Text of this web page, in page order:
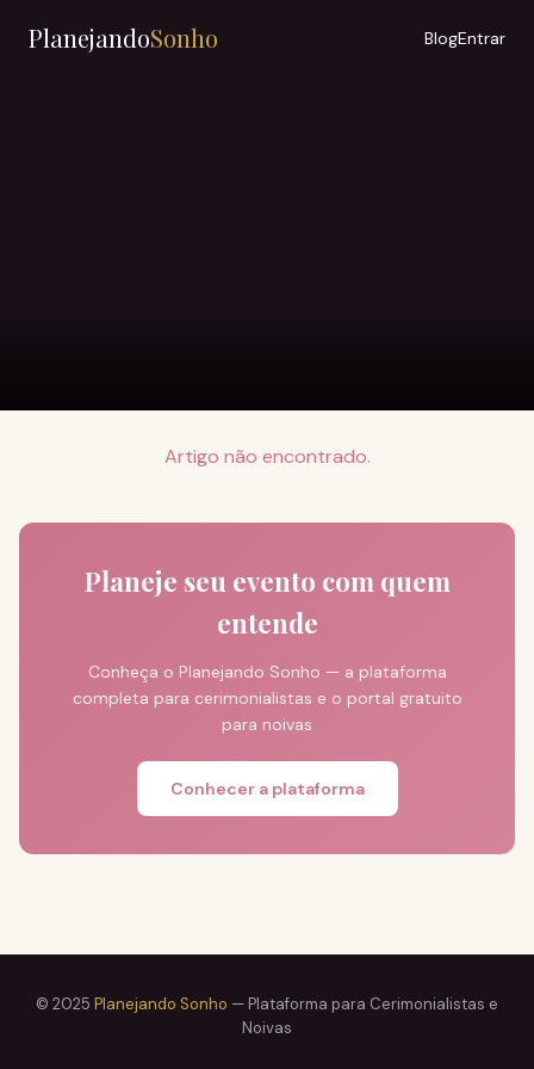
PlanejandoSonho BlogEntrar
Artigo não encontrado.
Planeje seu evento com quem
entende
Conheça o Planejando Sonho — a plataforma
completa para cerimonialistas e o portal gratuito
para noivas
Conhecer a plataforma
© 2025 Planejando Sonho — Plataforma para Cerimonialistas e
Noivas